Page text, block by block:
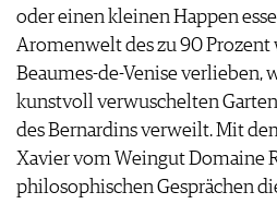
oder einen kleinen Happen
Aromenwelt des zu 90 Prozent
Beaumes-de-Venise verlieben,
kunstvoll verwuschelten
des Bernardins verweilt. Mit
Xavier vom Weingut Domaine
philosophischen Gesprächen